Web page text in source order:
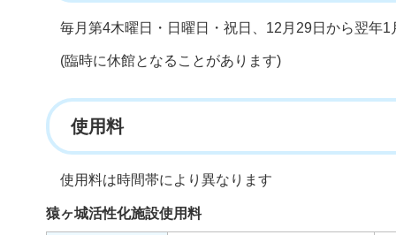
毎月第4木曜日・日曜日・祝日、12月29日から翌年1
(臨時に休館となることがあります)
使用料
使用料は時間帯により異なります
猿ヶ城活性化施設使用料